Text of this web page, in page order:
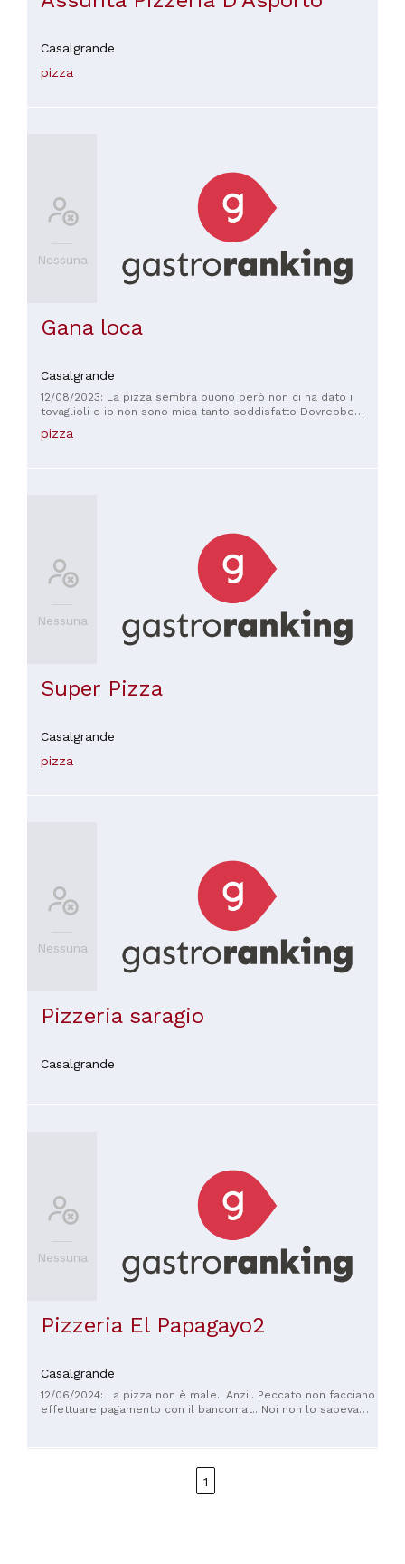
Casalgrande
pizza
Nessuna
Gana loca
Casalgrande
12/08/2023: La pizza sembra buono però non ci ha dato i
tovaglioli e io non sono mica tanto soddisfatto Dovrebbe
essere più gentile
pizza
Nessuna
Super Pizza
Casalgrande
pizza
Nessuna
Pizzeria saragio
Casalgrande
Nessuna
Pizzeria El Papagayo2
Casalgrande
12/06/2024: La pizza non è male.. Anzi.. Peccato non facciano
effettuare pagamento con il bancomat.. Noi non lo sapevamo
(anche perché per legge lo devi avere) e nonostante ci
abbiano visto in difficoltà a lungo per pagare.... Ci è
comunque stato negato.. Ci tornerò?! Si, solo per far valere il
1